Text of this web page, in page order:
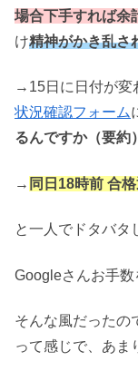
場合下手すれば余
け精神がかき乱さ
→15日に日付が変
状況確認フォーム
るんですか（要約
→ 同日18時前 合
と一人でドタバタ
Googleさんお手数
そんな風だったの
って感じで、あま